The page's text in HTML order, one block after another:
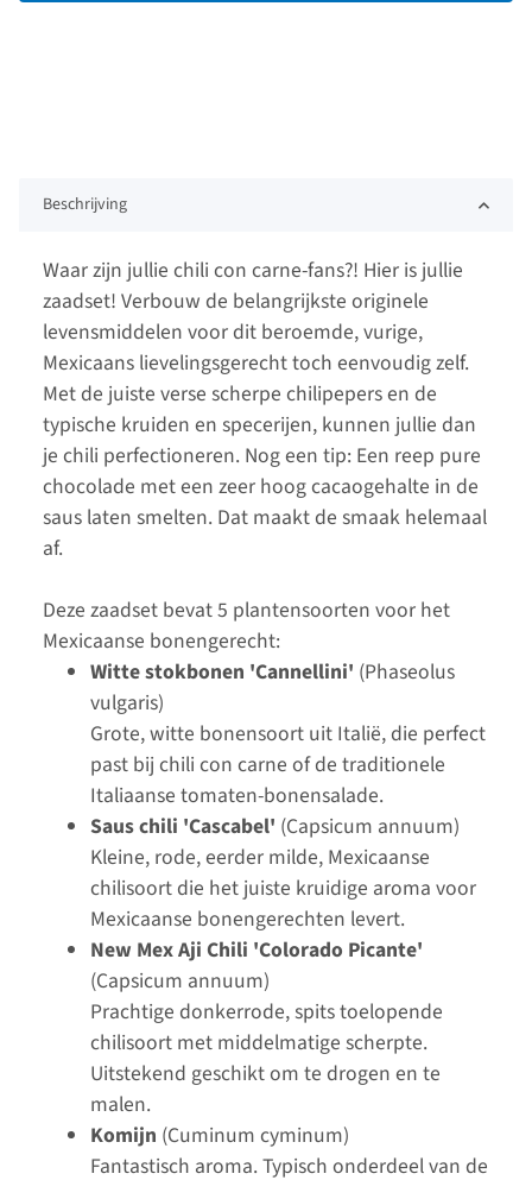
Beschrijving
Waar zijn jullie chili con carne-fans?! Hier is jullie
zaadset! Verbouw de belangrijkste originele
levensmiddelen voor dit beroemde, vurige,
Mexicaans lievelingsgerecht toch eenvoudig zelf.
Met de juiste verse scherpe chilipepers en de
typische kruiden en specerijen, kunnen jullie dan
je chili perfectioneren. Nog een tip: Een reep pure
chocolade met een zeer hoog cacaogehalte in de
saus laten smelten. Dat maakt de smaak helemaal
af.
Deze zaadset bevat 5 plantensoorten voor het
Mexicaanse bonengerecht:
Witte stokbonen 'Cannellini' (Phaseolus
vulgaris)
Grote, witte bonensoort uit Italië, die perfect
past bij chili con carne of de traditionele
Italiaanse tomaten-bonensalade.
Saus chili 'Cascabel' (Capsicum annuum)
Kleine, rode, eerder milde, Mexicaanse
chilisoort die het juiste kruidige aroma voor
Mexicaanse bonengerechten levert.
New Mex Aji Chili 'Colorado Picante'
(Capsicum annuum)
Prachtige donkerrode, spits toelopende
chilisoort met middelmatige scherpte.
Uitstekend geschikt om te drogen en te
malen.
Komijn (Cuminum cyminum)
Fantastisch aroma. Typisch onderdeel van de